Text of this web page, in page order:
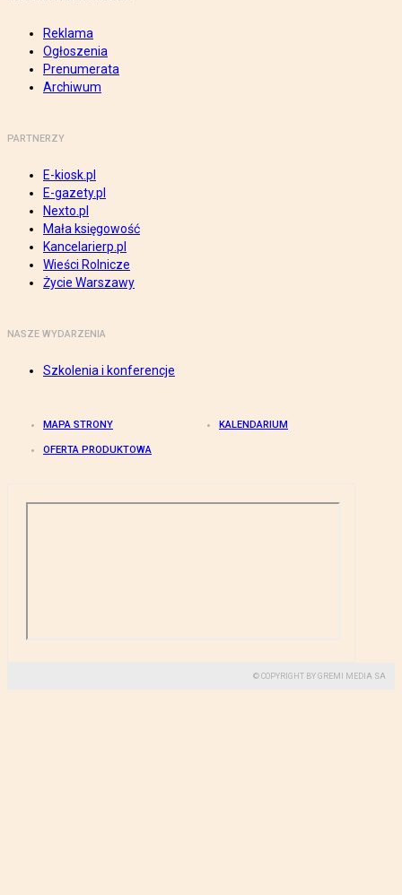
Reklama
Ogłoszenia
Prenumerata
Archiwum
PARTNERZY
E-kiosk.pl
E-gazety.pl
Nexto.pl
Mała księgowość
Kancelarierp.pl
Wieści Rolnicze
Życie Warszawy
NASZE WYDARZENIA
Szkolenia i konferencje
MAPA STRONY KALENDARIUM
OFERTA PRODUKTOWA
© COPYRIGHT BY GREMI MEDIA SA